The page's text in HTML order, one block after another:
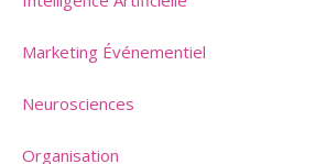
Marketing Événementiel
Neurosciences
Organisation